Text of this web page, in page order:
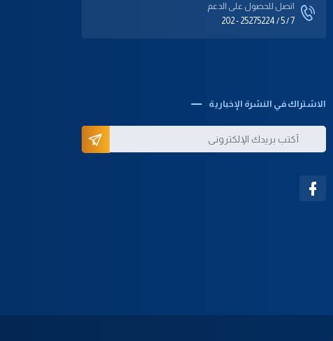
اتصل للحصول على الدعم‎
202 - 25275224 / 5 / 7
الاشتراك في النشرة الإخبارية